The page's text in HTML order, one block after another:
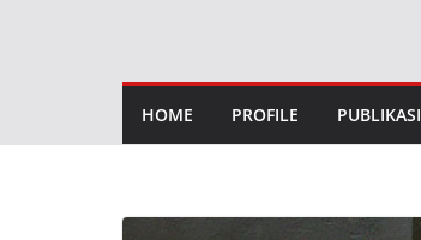
HOME PROFILE PUBLIKASI